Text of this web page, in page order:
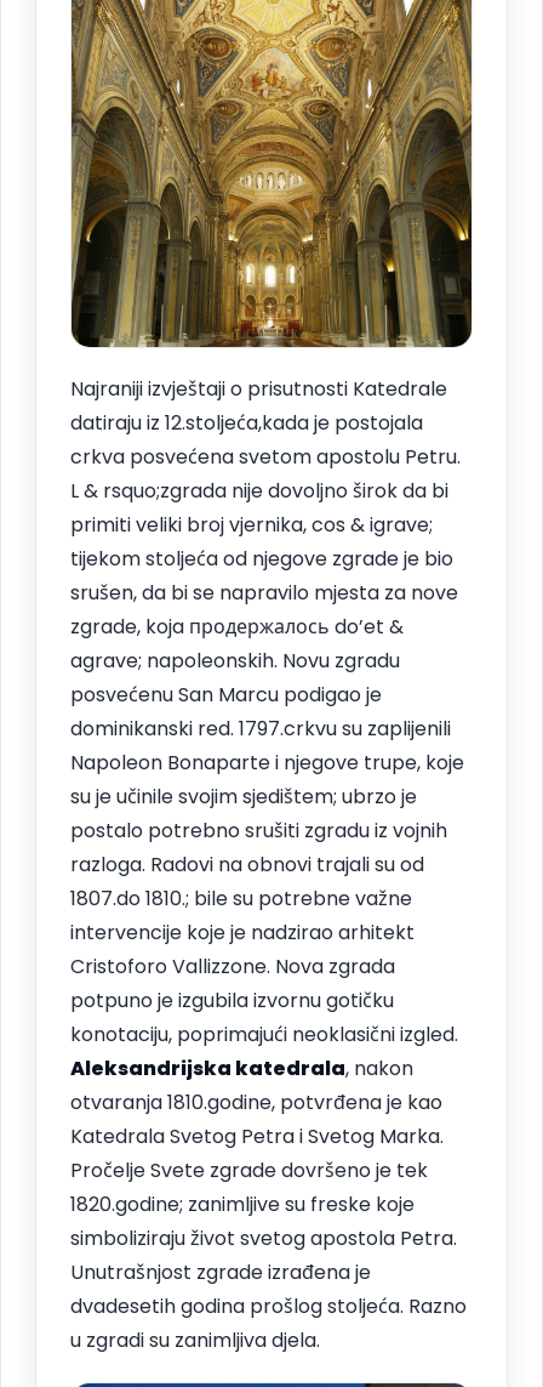
Najraniji izvještaji o prisutnosti Katedrale
datiraju iz 12.stoljeća,kada je postojala
crkva posvećena svetom apostolu Petru.
L & rsquo;zgrada nije dovoljno širok da bi
primiti veliki broj vjernika, cos & igrave;
tijekom stoljeća od njegove zgrade je bio
srušen, da bi se napravilo mjesta za nove
zgrade, koja продержалось do’et &
agrave; napoleonskih. Novu zgradu
posvećenu San Marcu podigao je
dominikanski red. 1797.crkvu su zaplijenili
Napoleon Bonaparte i njegove trupe, koje
su je učinile svojim sjedištem; ubrzo je
postalo potrebno srušiti zgradu iz vojnih
razloga. Radovi na obnovi trajali su od
1807.do 1810.; bile su potrebne važne
intervencije koje je nadzirao arhitekt
Cristoforo Vallizzone. Nova zgrada
potpuno je izgubila izvornu gotičku
konotaciju, poprimajući neoklasični izgled.
Aleksandrijska katedrala, nakon
otvaranja 1810.godine, potvrđena je kao
Katedrala Svetog Petra i Svetog Marka.
Pročelje Svete zgrade dovršeno je tek
1820.godine; zanimljive su freske koje
simboliziraju život svetog apostola Petra.
Unutrašnjost zgrade izrađena je
dvadesetih godina prošlog stoljeća. Razno
u zgradi su zanimljiva djela.